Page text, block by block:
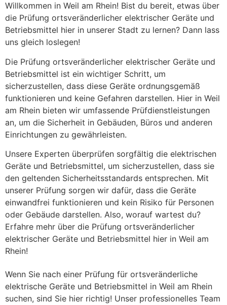
Willkommen in Weil am Rhein! Bist du bereit, etwas über
die Prüfung ortsveränderlicher elektrischer Geräte und
Betriebsmittel hier in unserer Stadt zu lernen? Dann lass
uns gleich loslegen!
Die Prüfung ortsveränderlicher elektrischer Geräte und
Betriebsmittel ist ein wichtiger Schritt, um
sicherzustellen, dass diese Geräte ordnungsgemäß
funktionieren und keine Gefahren darstellen. Hier in Weil
am Rhein bieten wir umfassende Prüfdienstleistungen
an, um die Sicherheit in Gebäuden, Büros und anderen
Einrichtungen zu gewährleisten.
Unsere Experten überprüfen sorgfältig die elektrischen
Geräte und Betriebsmittel, um sicherzustellen, dass sie
den geltenden Sicherheitsstandards entsprechen. Mit
unserer Prüfung sorgen wir dafür, dass die Geräte
einwandfrei funktionieren und kein Risiko für Personen
oder Gebäude darstellen. Also, worauf wartest du?
Erfahre mehr über die Prüfung ortsveränderlicher
elektrischer Geräte und Betriebsmittel hier in Weil am
Rhein!
Wenn Sie nach einer Prüfung für ortsveränderliche
elektrische Geräte und Betriebsmittel in Weil am Rhein
suchen, sind Sie hier richtig! Unser professionelles Team